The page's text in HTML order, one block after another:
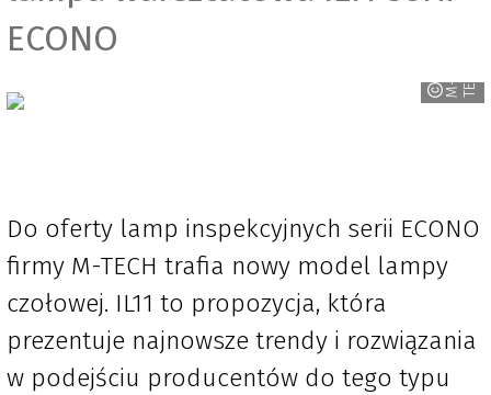
ECONO
M
-
T
E
CH
Do oferty lamp inspekcyjnych serii ECONO
firmy M-TECH trafia nowy model lampy
czołowej. IL11 to propozycja, która
prezentuje najnowsze trendy i rozwiązania
w podejściu producentów do tego typu